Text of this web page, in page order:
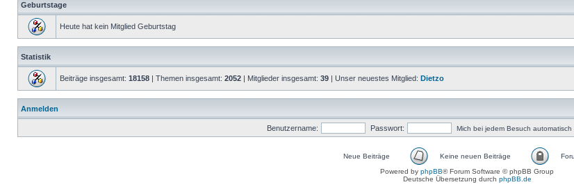
Geburtstage
Heute hat kein Mitglied Geburtstag
Statistik
Beiträge insgesamt: 18158 | Themen insgesamt: 2052 | Mitglieder insgesamt: 39 | Unser neuestes Mitglied: Dietzo
Anmelden
Benutzername: Passwort: Mich bei jedem Besuch automatisch
Neue Beiträge Keine neuen Beiträge
Powered by phpBB® Forum Software © phpBB Group
Deutsche Übersetzung durch phpBB.de